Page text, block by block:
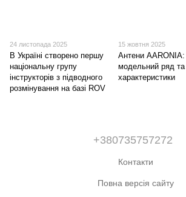
24 листопада 2025
В Україні створено першу
національну групу
інструкторів з підводного
розмінування на базі ROV
15 жовтня 2025
Антени AARONIA:
модельний ряд та
характеристики
+380735757272
Контакти
Повна версія сайту